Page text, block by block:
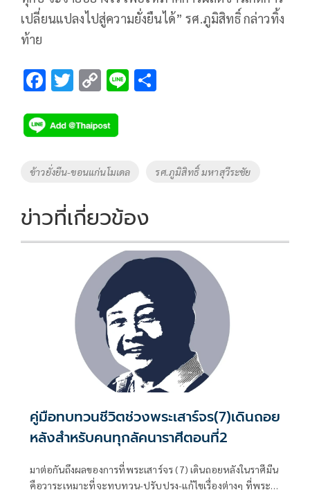
เปลี่ยนแปลงไปสู่ความยั่งยืนได้” รศ.ภูมิสิทธิ์ กล่าวทิ้ง
ท้าย
F
e
b
o
k
T
tt
er
C
p
y
Li
k
Li
Tags
ข้าวยั่งยืน-ขอนแก่นโมเดล รศ.ภูมิสิทธิ์ มหาสุวีระชัย
ข่าวที่เกี่ยวข้อง
คู่มือทบทวนชีวิตช่วงพระเสาร์จร(7)เดินถอย
หลังสำหรับคนทุกลัคนาราศีตอนที่2
มาต่อกันถึงผลของการที่พระเสาร์จร (7) เดินถอยหลังในราศีมีน
คือวาระเหมาะที่จะทบทวน-ปรับปรุง-แก้ไขเรื่องต่างๆ ที่พระ